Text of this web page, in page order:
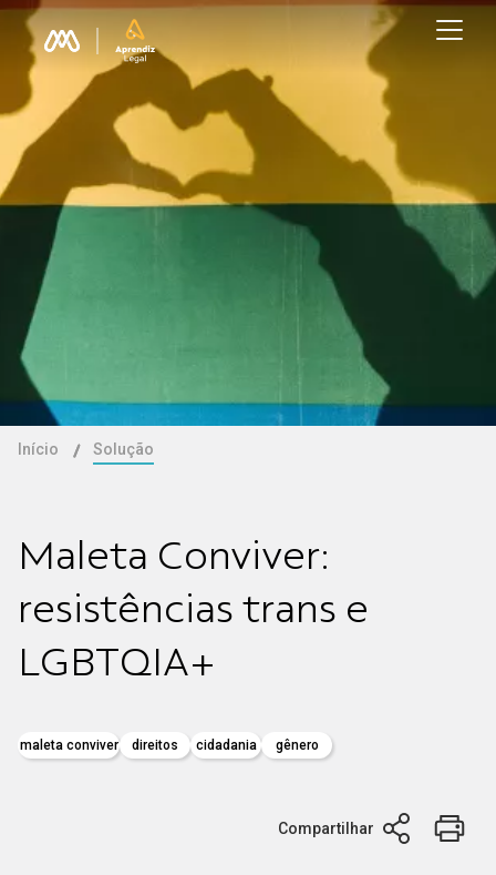
Início Solução
Maleta Conviver:
resistências trans e
LGBTQIA+
maleta conviver direitos cidadania gênero
Compartilhar